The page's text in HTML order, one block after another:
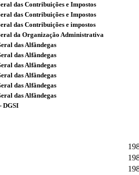
das Contribuições e Impostos
das Contribuições e Impostos
das Contribuições e impostos
da Organização Administrativa
das Alfândegas
das Alfândegas
das Alfândegas
das Alfândegas
das Alfândegas
das Alfândegas
DGSI